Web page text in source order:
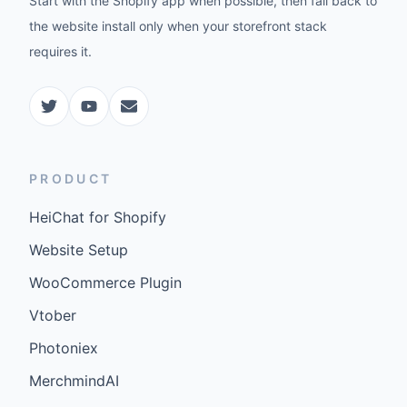
the website install only when your storefront stack
requires it.
PRODUCT
HeiChat for Shopify
Website Setup
WooCommerce Plugin
Vtober
Photoniex
MerchmindAI